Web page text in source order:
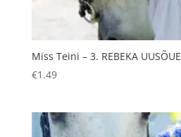
Miss Teini – 3. REBEKA UUSÕUE
€1.49